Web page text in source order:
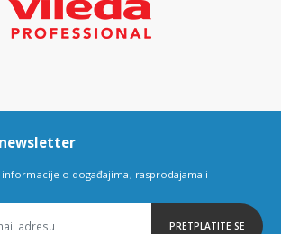
o događajima, rasprodajama i
PRETPLATITE SE